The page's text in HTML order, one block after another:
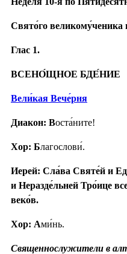
Свято́го великому́ченика
Глас 1.
ВСЕНО́ЩНОЕ БДЕ́НИЕ
Вели́кая Вече́рня
Диакон: Воста́ните!
Хор: Благослови́.
Иерей: Сла́ва Святе́й и
и Неразде́льней Тро́ице
веко́в.
Хор: Ами́нь.
Священнослужители в